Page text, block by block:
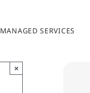
MANAGED SERVICES
×